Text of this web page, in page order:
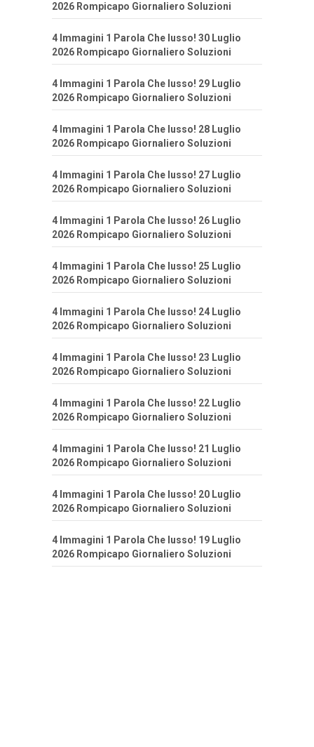
2026 Rompicapo Giornaliero Soluzioni
4 Immagini 1 Parola Che lusso! 30 Luglio
2026 Rompicapo Giornaliero Soluzioni
4 Immagini 1 Parola Che lusso! 29 Luglio
2026 Rompicapo Giornaliero Soluzioni
4 Immagini 1 Parola Che lusso! 28 Luglio
2026 Rompicapo Giornaliero Soluzioni
4 Immagini 1 Parola Che lusso! 27 Luglio
2026 Rompicapo Giornaliero Soluzioni
4 Immagini 1 Parola Che lusso! 26 Luglio
2026 Rompicapo Giornaliero Soluzioni
4 Immagini 1 Parola Che lusso! 25 Luglio
2026 Rompicapo Giornaliero Soluzioni
4 Immagini 1 Parola Che lusso! 24 Luglio
2026 Rompicapo Giornaliero Soluzioni
4 Immagini 1 Parola Che lusso! 23 Luglio
2026 Rompicapo Giornaliero Soluzioni
4 Immagini 1 Parola Che lusso! 22 Luglio
2026 Rompicapo Giornaliero Soluzioni
4 Immagini 1 Parola Che lusso! 21 Luglio
2026 Rompicapo Giornaliero Soluzioni
4 Immagini 1 Parola Che lusso! 20 Luglio
2026 Rompicapo Giornaliero Soluzioni
4 Immagini 1 Parola Che lusso! 19 Luglio
2026 Rompicapo Giornaliero Soluzioni